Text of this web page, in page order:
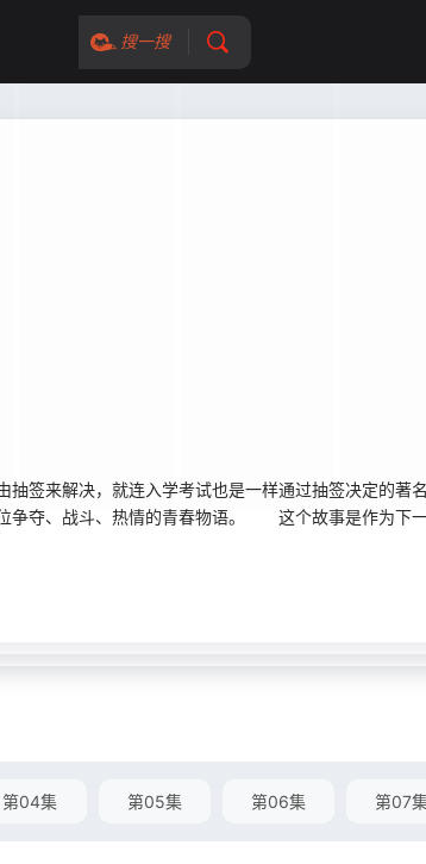
搜一搜
签来解决，就连入学考试也是一样通过抽签决定的著
争夺、战斗、热情的青春物语。 这个故事是作为下
第04集 第05集 第06集 第07